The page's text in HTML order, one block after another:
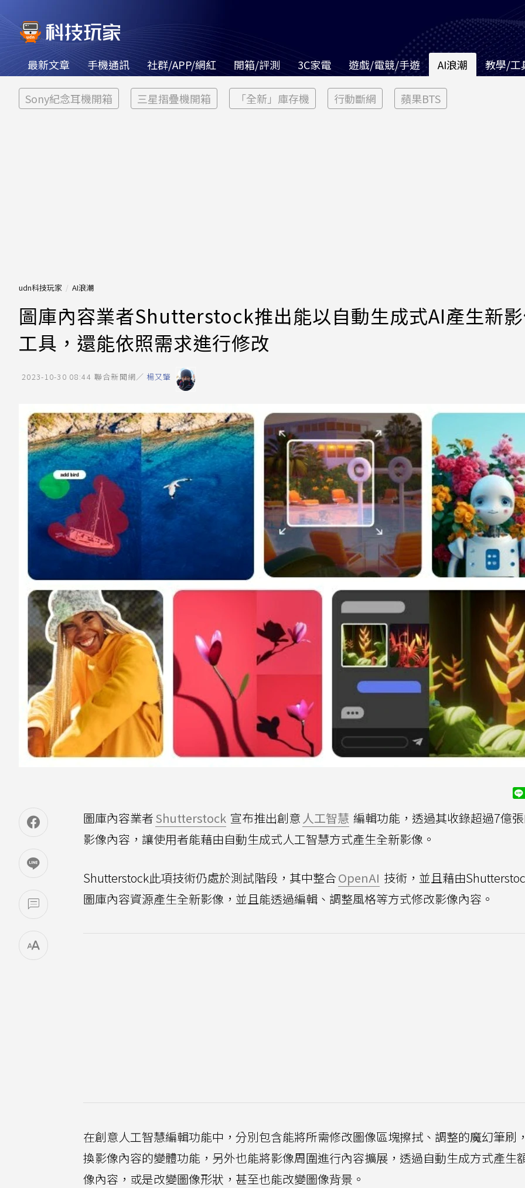
最新文章 手機通訊 社群/APP/網紅 開箱/評測 3C家電 遊戲/電競/手遊 AI浪潮 教學/工
Sony紀念耳機開箱 三星摺疊機開箱 「全新」庫存機 行動斷網 蘋果BTS
udn科技玩家 AI浪潮
圖庫內容業者Shutterstock推出能以自動生成式AI產生新
工具，還能依照需求進行修改
2023-10-30 08:44 聯合新聞網／ 楊又肇
圖庫內容業者Shutterstock 宣布推出創意 人工智慧 編輯功能，透過其收錄超過7億
影像內容，讓使用者能藉由自動生成式人工智慧方式產生全新影像。
Shutterstock此項技術仍處於測試階段，其中整合OpenAI 技術，並且藉由
圖庫內容資源產生全新影像，並且能透過編輯、調整風格等方式修改影像內容。
在創意人工智慧編輯功能中，分別包含能將所需修改圖像區塊擦拭、調整的魔幻筆刷
換影像內容的變體功能，另外也能將影像周圍進行內容擴展，透過自動生成方式產生
像內容，或是改變圖像形狀，甚至也能改變圖像背景。